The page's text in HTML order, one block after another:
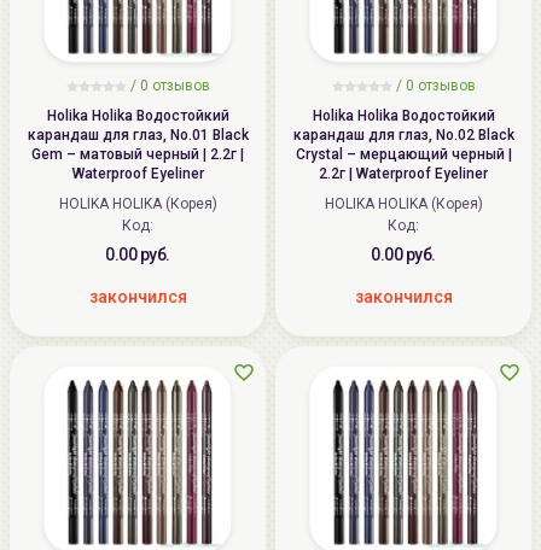
/ 0 отзывов
Holika Holika Водостойкий
карандаш для глаз, No.01 Black
Gem – матовый черный | 2.2г |
Waterproof Eyeliner
HOLIKA HOLIKA (Корея)
Код:
0.00 руб.
закончился
/ 0 отзывов
Holika Holika Водостойкий
карандаш для глаз, No.02 Black
Crystal – мерцающий черный |
2.2г | Waterproof Eyeliner
HOLIKA HOLIKA (Корея)
Код:
0.00 руб.
закончился